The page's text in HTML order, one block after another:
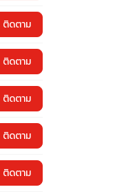
ติดตาม
ติดตาม
ติดตาม
ติดตาม
ติดตาม